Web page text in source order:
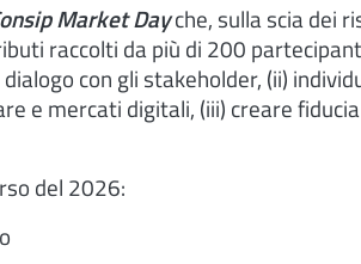
Market Dayche, sulla scia dei
raccolti da più di 200
con gli stakeholder, (ii)
e mercati digitali, (iii) creare
del 2026: